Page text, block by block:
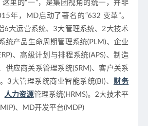
里的“一”，是集团视角的统一，并非
年，MD启动了著名的“632 变革”。
6大运营系统、3大管理系统、2大技术
统产品生命周期管理系统(PLM)、企业
、高级计划与排程系统(APS)、制造
供应商关系管理系统(SRM)、客户关系
3大管理系统商业智能系统(BI)、 财务
人力资源管理系统(HRMS)。2大技术平
、MD开发平台(MDP)